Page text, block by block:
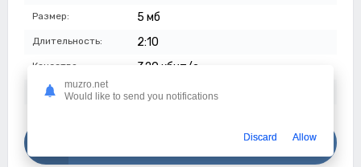
Размер: 5 мб
Длительность: 2:10
Качество: 320 кбит/с
Дата: 22-08-2025
muzro.net
Would like to send you notifications
Discard Allow